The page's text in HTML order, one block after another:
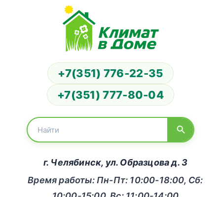
+7(351) 776-22-35
+7(351) 777-80-04
г. Челябинск, ул. Образцова д. 3
Время работы: Пн-Пт: 10:00-18:00, Сб: